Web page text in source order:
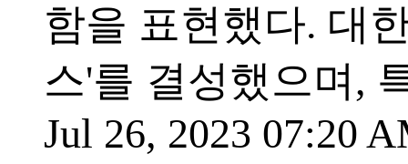
함을 표현했다. 대
스'를 결성했으며,
Jul 26, 2023 07:20